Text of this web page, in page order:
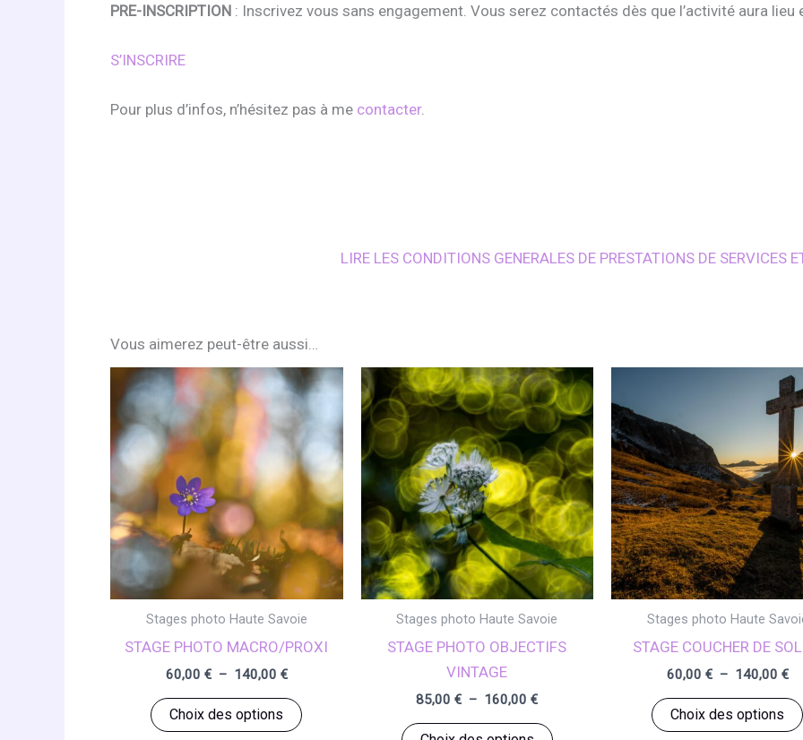
PRE-INSCRIPTION : Inscrivez vous sans engagement. Vous serez contactés dès que l’activité aura
S’INSCRIRE
Pour plus d’infos, n’hésitez pas à me contacter.
LIRE LES CONDITIONS GENERALES DE PRESTATIONS DE SERVICES
Vous aimerez peut-être aussi…
Stages photo Haute Savoie
STAGE PHOTO MACRO/PROXI
60,00 € – 140,00 €Plage
prix :
60,00 €
Choix des options
Stages photo Haute Savoie
STAGE PHOTO OBJECTIFS
VINTAGE
85,00€ – 160,00€Plage
prix :
Stages photo Haute
STAGE COUCHER DE
60,00 € – 140,00 €
Choix des options